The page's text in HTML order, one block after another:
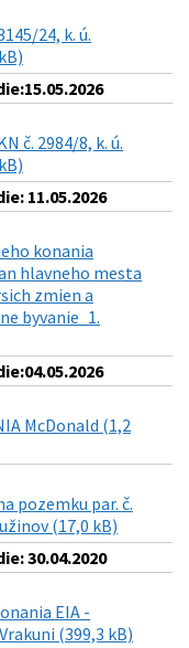
24, k. ú.
č. 2984/8, k. ú.
11.05.2026
konania
hlavneho mesta
zmien a
byvanie_1.
McDonald (1,2
pozemku par. č.
(17,0 kB)
30.04.2020
EIA -
(399,3 kB)